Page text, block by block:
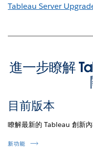
Tableau Server
進一步瞭解
目前版本
瞭解最新的 Tableau 創新內
新功能